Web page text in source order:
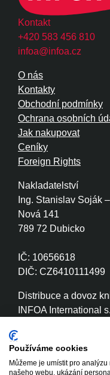
Kontakt
+420 583 456 810
infoa@infoa.cz
Nakladatelství
Ing. Stanislav Soják
Nová 141
789 72 Dubicko
IČ: 10656618
DIČ: CZ6410111499
Distribuce a dovoz
INFOA International
IČ: 26870886
O nás
Kontakty
Obchodní podmínky
Ochrana osobních
Jak nakupovat
Ceníky
Foreign Rights
Používáme cookies
Můžeme je umístit pro
našeho webu, ukázání